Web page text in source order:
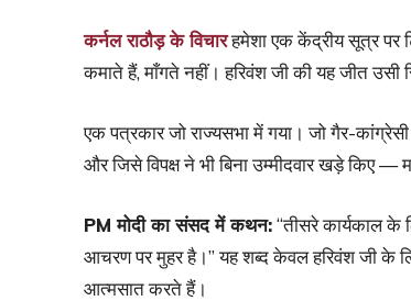
कर्नल राठौड़ के विचारहमेशा एक केंद्रीय सूत्र पर
कमाते हैं, माँगते नहीं। हरिवंश जी की यह जीत उसी
एक पत्रकार जो राज्यसभा में गया। जो गैर-
और जिसे विपक्ष ने भी बिना उम्मीदवार खड़े किए —
PM मोदी का संसद में कथन:“तीसरे कार्यकाल के
आचरण पर मुहर है।” यह शब्द केवल हरिवंश जी के
आत्मसात करते हैं।